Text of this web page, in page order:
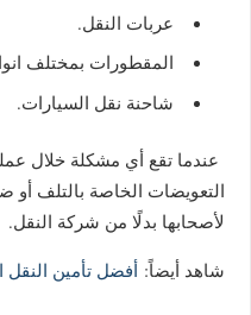
عربات النقل.
المقطورات بمختلف
شاحنة نقل السيارات.
عندما تقع أي مشكلة خلال
التعويضات الخاصة بالتلف أو
لأصحابها بدلًا من شركة النقل.
شاهد أيضاً:أفضل تأمين النقل